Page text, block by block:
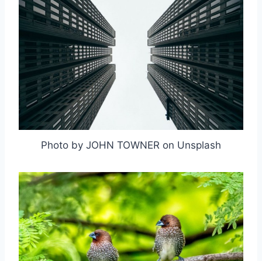
Photo by JOHN TOWNER on Unsplash